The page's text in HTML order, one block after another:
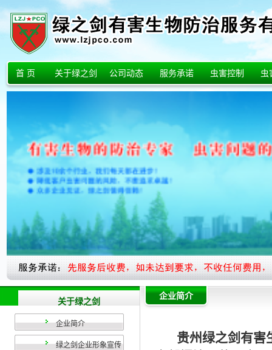
首 页 关于绿之剑 公司动态 服务承诺 虫害控制 虫
关于绿之剑
企业简介
绿之剑企业形象宣传
企业简介
贵州绿之剑有害